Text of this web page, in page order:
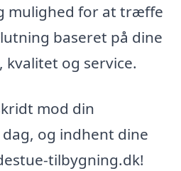
mulighed for at træffe
baseret på dine
og service.
mod din
og indhent dine
tilbygning.dk!